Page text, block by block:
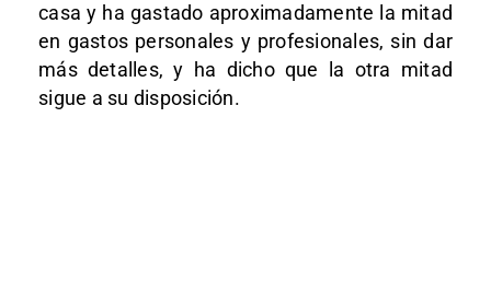
casa y ha gastado aproximadamente la mitad
en gastos personales y profesionales, sin dar
más detalles, y ha dicho que la otra mitad
sigue a su disposición.